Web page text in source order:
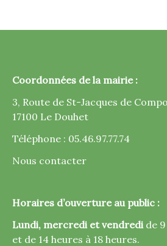
Coordonnées de la mairie :
3, Route de St-Jacques de
17100 Le Douhet
Téléphone : 05.46.97.77.74
Nous contacter
Horaires d’ouverture au public :
Lundi, mercredi et vendredi de
et de 14 heures à 18 heures.